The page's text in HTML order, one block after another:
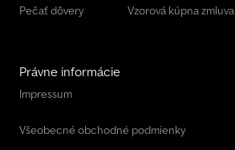
Pečať dôvery Vzorová kúpna zmluva
Právne informácie
Impressum
Všeobecné obchodné podmienky